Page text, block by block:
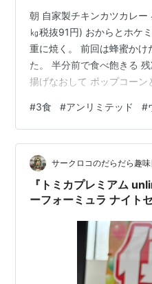
朝 自家製チキンカツカレー
㎏税抜91円) おからとホケ
重に焼く。 前回は蜂蜜か
た。 半分前で食べ飽きる
揚げなおして ポップコーン
編 www.youtube.com
ただきます。 疾走するこ
ニューヨークを駆け抜ける
アクション！ 🕵️ ストーリー
センジャーとして働く青
#3食 #アンリミテッド #
サークロコのだらだら趣
『トミカプレミアム
ーフォーミュラ ナイト